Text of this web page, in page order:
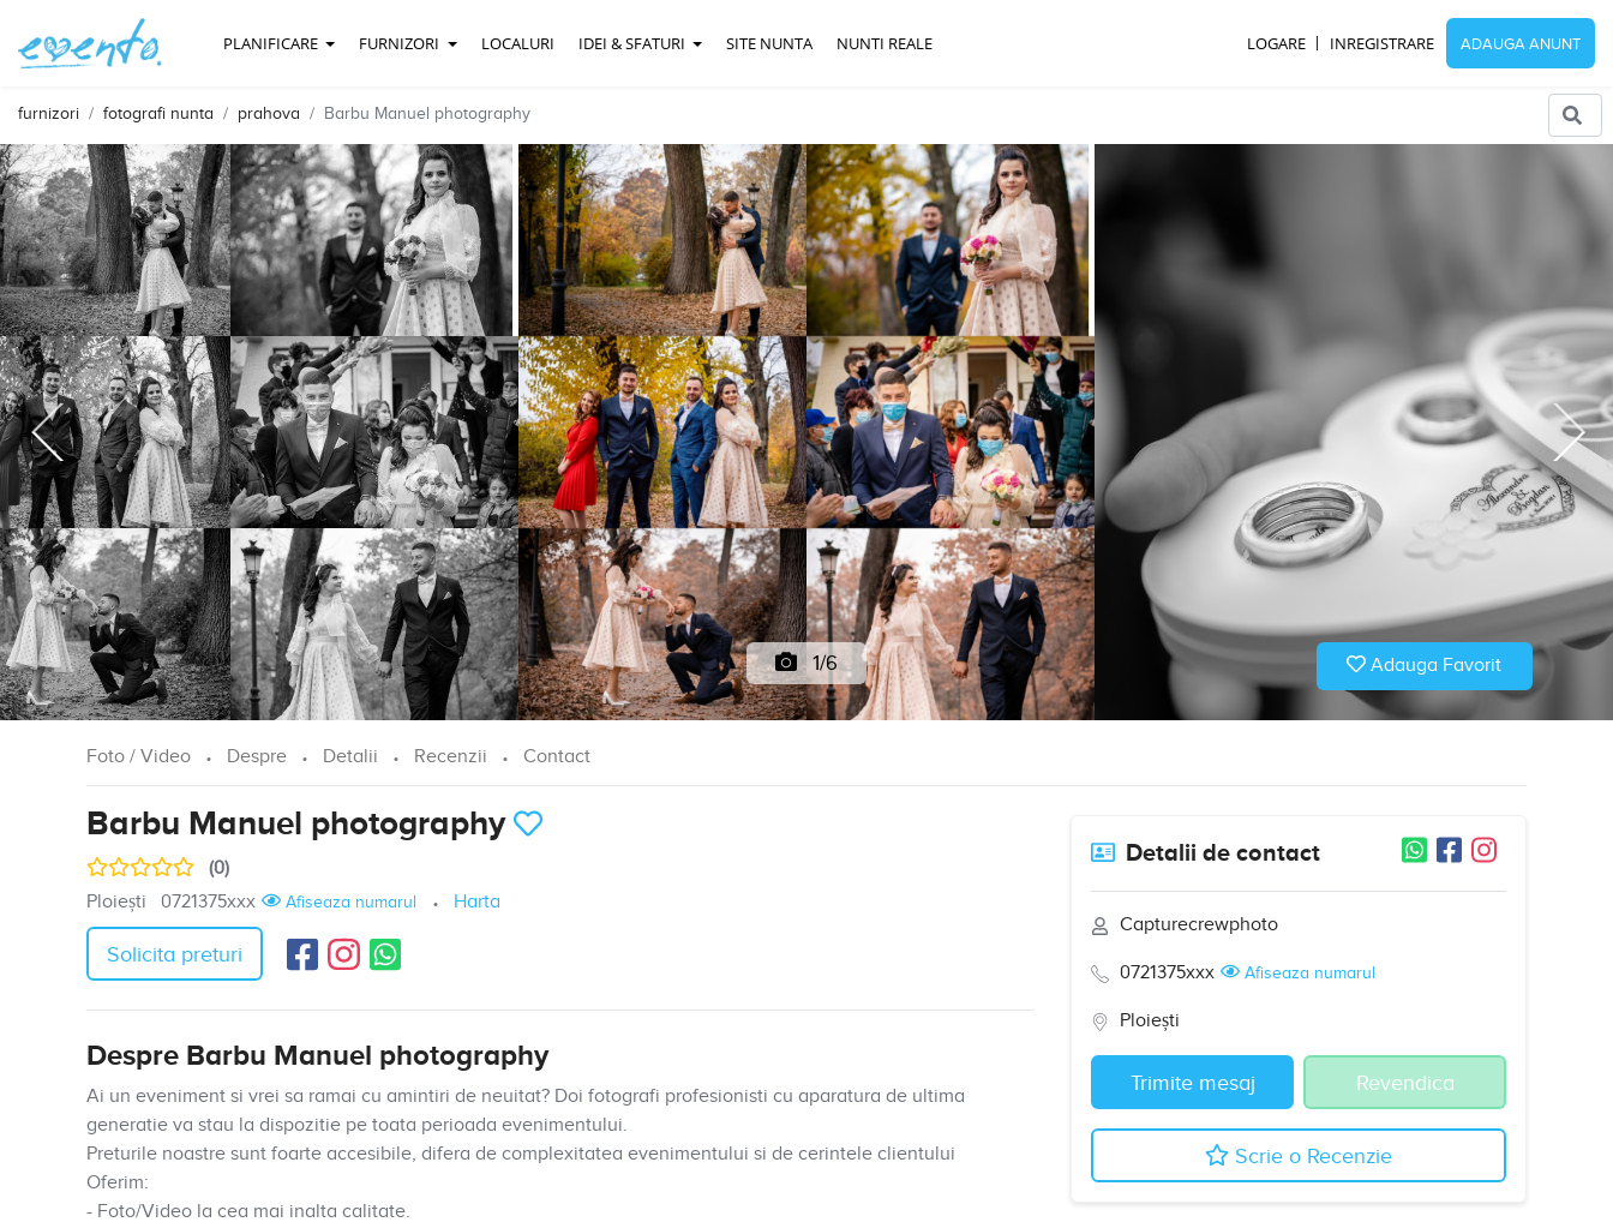
PLANIFICARE FURNIZORI LOCALURI IDEI & SFATURI SITE NUNTA NUNTI REALE LOGARE INREGISTRARE ADAUGA ANUNT
furnizori fotografi nunta prahova Barbu Manuel photography
1/6 Adauga Favorit
Foto / Video Despre Detalii Recenzii Contact
Barbu Manuel photography
(0)
Ploiești
0721375xxx Afiseaza numarul Harta
Solicita preturi
Despre Barbu Manuel photography
Ai un eveniment si vrei sa ramai cu amintiri de neuitat? Doi fotografi profesionisti cu aparatura de ultima
generatie va stau la dispozitie pe toata perioada evenimentului.
Preturile noastre sunt foarte accesibile, difera de complexitatea evenimentului si de cerintele clientului
Oferim:
- Foto/Video la cea mai inalta calitate.
Detalii de contact
Capturecrewphoto
0721375xxx Afiseaza numarul
Ploiești
Trimite mesaj Revendica
Scrie o Recenzie